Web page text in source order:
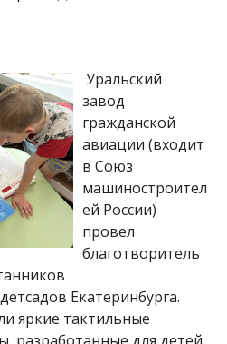
Уральский
завод
гражданской
авиации (входит
в Союз
машиностроител
ей России)
провел
благотворитель
Екатеринбурга.
яркие тактильные